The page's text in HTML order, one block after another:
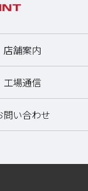
店舗案内
工場通信
問い合わせ